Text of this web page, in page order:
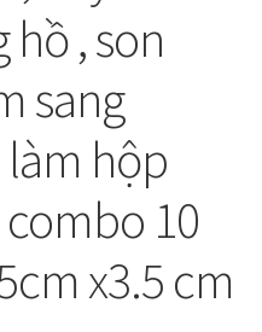
, son
sang
hộp
10
x3.5 cm